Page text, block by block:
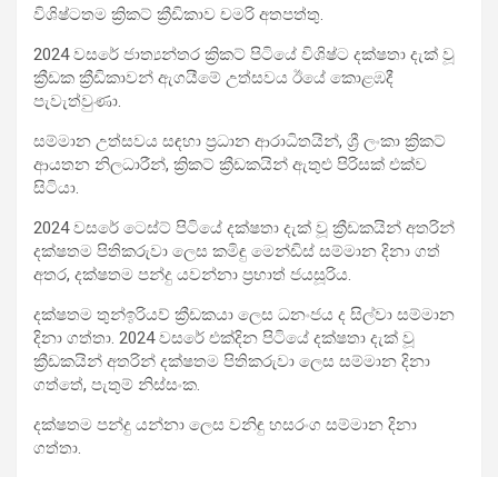
විශිෂ්ටතම ක්‍රිකට් ක්‍රීඩිකාව චමරි අතපත්තු.
2024 වසරේ ජාත්‍යන්තර ක්‍රිකට් පිටියේ විශිෂ්ට දක්ෂතා දැක් වූ
ක්‍රීඩක ක්‍රීඩිකාවන් ඇගයීමේ උත්සවය ඊයේ කොළඹදී
පැවැත්වුණා.
සම්මාන උත්සවය සඳහා ප්‍රධාන ආරාධිතයින්, ශ්‍රී ලංකා ක්‍රිකට්
ආයතන නිලධාරීන්, ක්‍රිකට් ක්‍රීඩකයින් ඇතුළු පිරිසක් එක්ව
සිටියා.
2024 වසරේ ටෙස්ට් පිටියේ දක්ෂතා දැක් වූ ක්‍රීඩකයින් අතරින්
දක්ෂතම පිතිකරුවා ලෙස කමිඳු‍ මෙන්ඩිස් සම්මාන දිනා ගත්
අතර, දක්ෂතම පන්දු යවන්නා ‍ප්‍රභාත් ජයසූරිය.
දක්ෂතම තුන්ඉරියව් ක්‍රීඩකයා ලෙස ධනංජය ද සිල්වා සම්මාන
දිනා ගත්තා. 2024 වසරේ එක්දින පිටියේ දක්ෂතා දැක් වූ
ක්‍රීඩකයින් අතරින් දක්ෂතම පිතිකරුවා ලෙස සම්මාන දිනා
ගත්තේ, පැතුම් නිස්සංක.
දක්ෂතම පන්දු යන්නා ලෙස වනිඳු හසරංග සම්මාන දිනා
ගත්තා.